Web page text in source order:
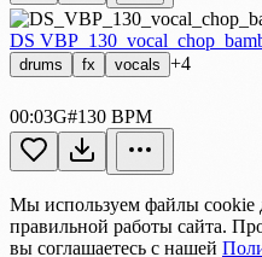
DS
drums fx vocals +4
00:03G#130 BPM
Мы используем файлы cookie
правильной работы сайта.
вы соглашаетесь с нашей